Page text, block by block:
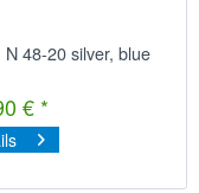
N 48-20 silver, blue
€ *